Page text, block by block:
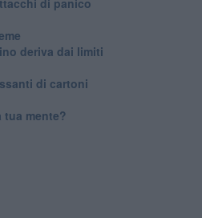
deriva dai limiti
di cartoni
mente?